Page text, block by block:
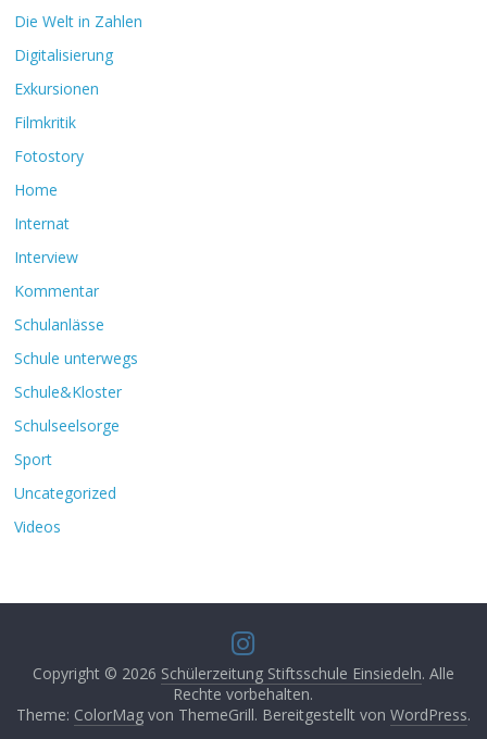
Die Welt in Zahlen
Digitalisierung
Exkursionen
Filmkritik
Fotostory
Home
Internat
Interview
Kommentar
Schulanlässe
Schule unterwegs
Schule&Kloster
Schulseelsorge
Sport
Uncategorized
Videos
Copyright © 2026 Schülerzeitung Stiftsschule Einsiedeln. Alle
Rechte vorbehalten.
Theme: ColorMagvon ThemeGrill. Bereitgestellt von WordPress.